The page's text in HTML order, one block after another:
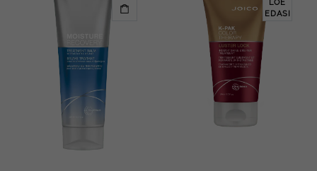
LOE
EDASI